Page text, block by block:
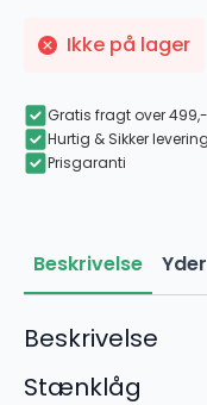
Ikke på lager
Gratis fragt over 499,-
Hurtig & Sikker levering
Prisgaranti
Beskrivelse
Beskrivelse
Stænklåg